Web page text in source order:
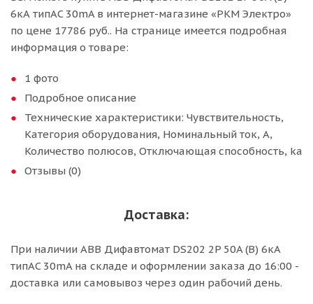
6кА типAC 30mA в интернет-магазине «РКМ Электро»
по цене 17786 руб.. На странице имеется подробная
информация о товаре:
1 фото
Подробное описание
Технические характеристики: Чувствительность,
Категория оборудования, Номинальный ток, А,
Количество полюсов, Отключающая способность, ka
Отзывы (0)
Доставка:
При наличии ABB Дифавтомат DS202 2P 50A (B) 6кА
типAC 30mA на складе и оформлении заказа до 16:00 -
доставка или самовывоз через один рабочий день.